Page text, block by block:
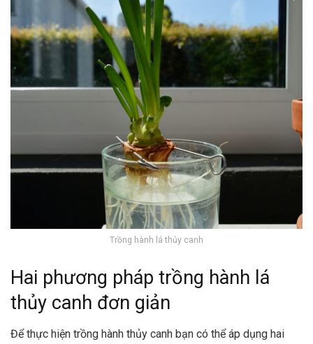
Trồng hành lá thủy canh
Hai phương pháp trồng hành lá
thủy canh đơn giản
Để thực hiện trồng hành thủy canh bạn có thể áp dụng hai